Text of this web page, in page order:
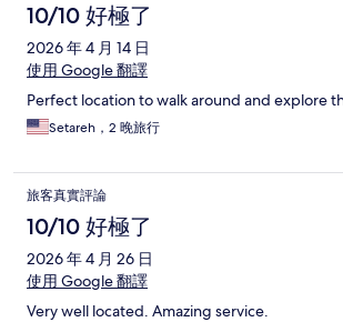
10/10 好極了
2026 年 4 月 14 日
使用 Google 翻譯
Perfect location to walk around and explore
Setareh，2 晚旅行
旅客真實評論
10/10 好極了
2026 年 4 月 26 日
使用 Google 翻譯
Very well located. Amazing service.